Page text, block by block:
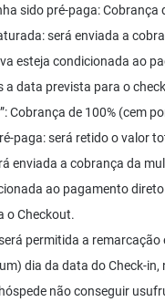
sido pré-paga:
será enviada a
esteja condicionada ao
a data prevista para o
Cobrança de 100% (cem
paga: será retido o valor
enviada a cobrança da
ao pagamento
o Checkout.
permitida a
dia da data do Check-
não conseguir